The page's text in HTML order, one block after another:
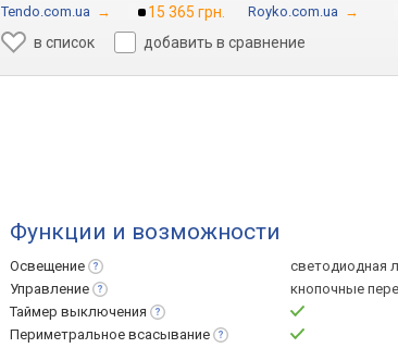
Tendo.com.ua → 15 365 грн. Royko.com.ua →
в список
добавить в сравнение
Функции и возможности
Освещение светодиодная
Управление
кнопочные
Таймер выключения
Периметральное всасывание